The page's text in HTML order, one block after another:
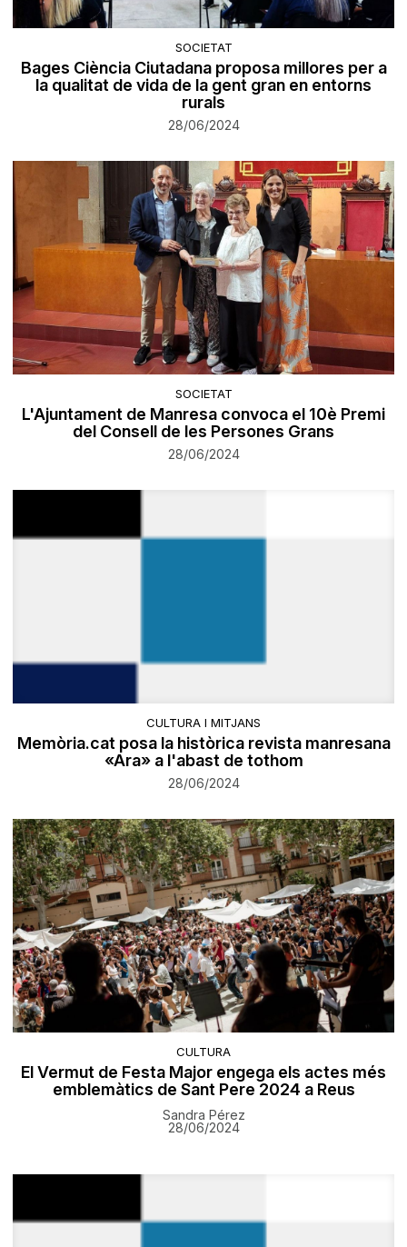
SOCIETAT
Bages Ciència Ciutadana proposa millores per a
la qualitat de vida de la gent gran en entorns
rurals
28/06/2024
SOCIETAT
L'Ajuntament de Manresa convoca el 10è Premi
del Consell de les Persones Grans
28/06/2024
CULTURA I MITJANS
Memòria.cat posa la històrica revista manresana
«Ara» a l'abast de tothom
28/06/2024
CULTURA
El Vermut de Festa Major engega els actes més
emblemàtics de Sant Pere 2024 a Reus
Sandra Pérez
28/06/2024